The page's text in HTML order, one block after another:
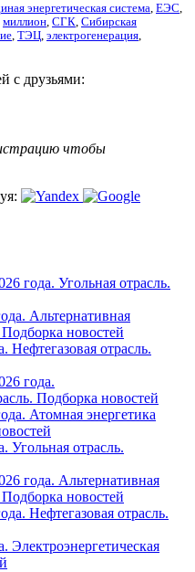
энергетическая система, ЕЭС,
миллион, СГК, Сибирская
, ТЭЦ, электрогенерация,
с друзьями:
чтобы
года. Угольная отрасль.
Альтернативная
новостей
Нефтегазовая отрасль.
года.
Подборка новостей
Атомная энергетика
Угольная отрасль.
года. Альтернативная
новостей
Нефтегазовая отрасль.
Электроэнергетическая